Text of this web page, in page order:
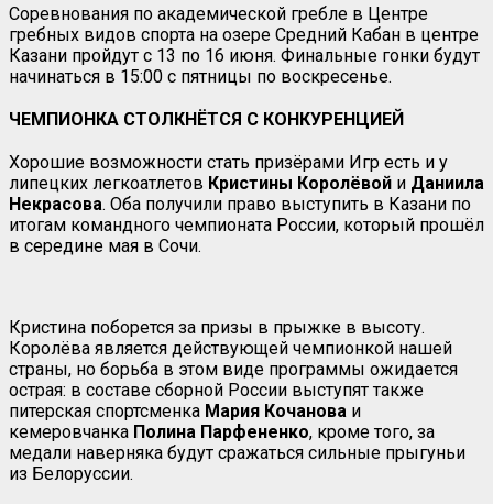
Соревнования по академической гребле в Центре
гребных видов спорта на озере Средний Кабан в центре
Казани пройдут с 13 по 16 июня. Финальные гонки будут
начинаться в 15:00 с пятницы по воскресенье.
ЧЕМПИОНКА СТОЛКНЁТСЯ С КОНКУРЕНЦИЕЙ
Хорошие возможности стать призёрами Игр есть и у
липецких легкоатлетов Кристины Королёвой и Даниила
Некрасова. Оба получили право выступить в Казани по
итогам командного чемпионата России, который прошёл
в середине мая в Сочи.
Кристина поборется за призы в прыжке в высоту.
Королёва является действующей чемпионкой нашей
страны, но борьба в этом виде программы ожидается
острая: в составе сборной России выступят также
питерская спортсменка Мария Кочанова и
кемеровчанка Полина Парфененко, кроме того, за
медали наверняка будут сражаться сильные прыгуньи
из Белоруссии.